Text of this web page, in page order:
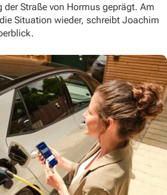
Straße von Hormus geprägt. Am
Situation wieder, schreibt Joachim